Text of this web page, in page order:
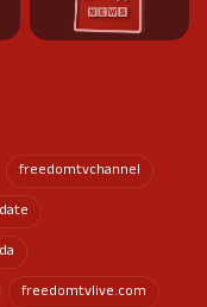
freedomtvchannel
freedomtvlive.com